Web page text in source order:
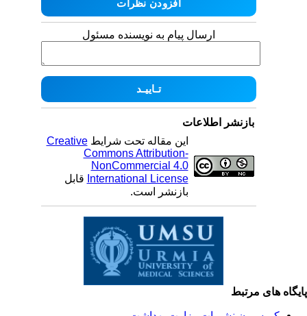
ارسال پیام به نویسنده مسئول
بازنشر اطلاعات
این مقاله تحت شرایطCreative
Commons Attribution-
NonCommercial 4.0
International Licenseقابل
بازنشر است.
های مرتبط